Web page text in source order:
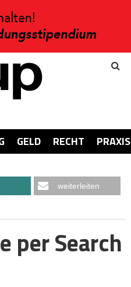
GELD RECHT PRAXIS
weiterleiten
per Search